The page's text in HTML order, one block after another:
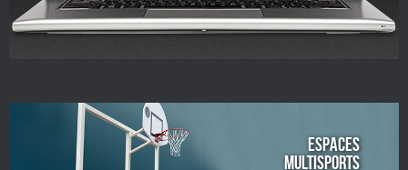
ESPACES
Multisports